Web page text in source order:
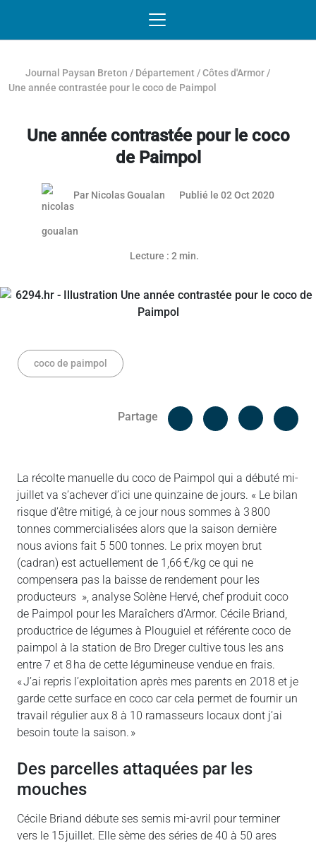
Journal Paysan Breton / Département /Côtes d'Armor /
Une année contrastée pour le coco de Paimpol
Une année contrastée pour le coco
de Paimpol
Par Nicolas Goualan Publié le 02 Oct 2020
Lecture : 2 min.
coco de paimpol
Partage
Facebook
La récolte manuelle du coco de Paimpol qui a débuté mi-
juillet va s’achever d’ici une quinzaine de jours. « Le bilan
risque d’être mitigé, à ce jour nous sommes à 3 800
tonnes commercialisées alors que la saison dernière
nous avions fait 5 500 tonnes. Le prix moyen brut
(cadran) est actuellement de 1,66 €/kg ce qui ne
compensera pas la baisse de rendement pour les
producteurs », analyse Solène Hervé, chef produit coco
de Paimpol pour les Maraîchers d’Armor. Cécile Briand,
productrice de légumes à Plouguiel et référente coco de
paimpol à la station de Bro Dreger cultive tous les ans
entre 7 et 8 ha de cette légumineuse vendue en frais.
« J’ai repris l’exploitation après mes parents en 2018 et je
garde cette surface en coco car cela permet de fournir un
travail régulier aux 8 à 10 ramasseurs locaux dont j’ai
besoin toute la saison. »
Des parcelles attaquées par les
mouches
Cécile Briand débute ses semis mi-avril pour terminer
vers le 15 juillet. Elle sème des séries de 40 à 50 ares